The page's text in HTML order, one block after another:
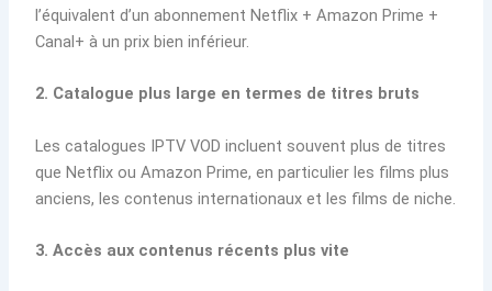
l’équivalent d’un abonnement Netflix + Amazon Prime +
Canal+ à un prix bien inférieur.
2. Catalogue plus large en termes de titres bruts
Les catalogues IPTV VOD incluent souvent plus de titres
que Netflix ou Amazon Prime, en particulier les films plus
anciens, les contenus internationaux et les films de niche.
3. Accès aux contenus récents plus vite